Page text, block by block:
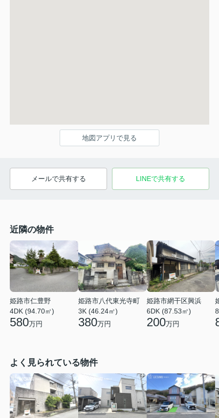
地図アプリで見る
メールで共有する LINEで共有する
近隣の物件
姫路市仁豊野
4DK (94.70㎡)
580万円
姫路市八代東光寺町
3K (46.24㎡)
380万円
姫路市網干区興浜
6DK (87.53㎡)
200万円
よく見られている物件